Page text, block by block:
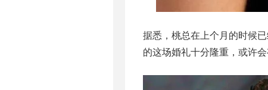
据悉，桃总在上个月的时候
的这场婚礼十分隆重，或许